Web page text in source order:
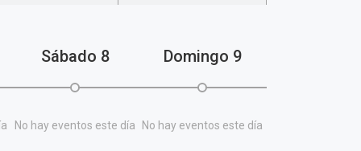
Sábado 8
No hay eventos este día
Domingo 9
No hay eventos este día